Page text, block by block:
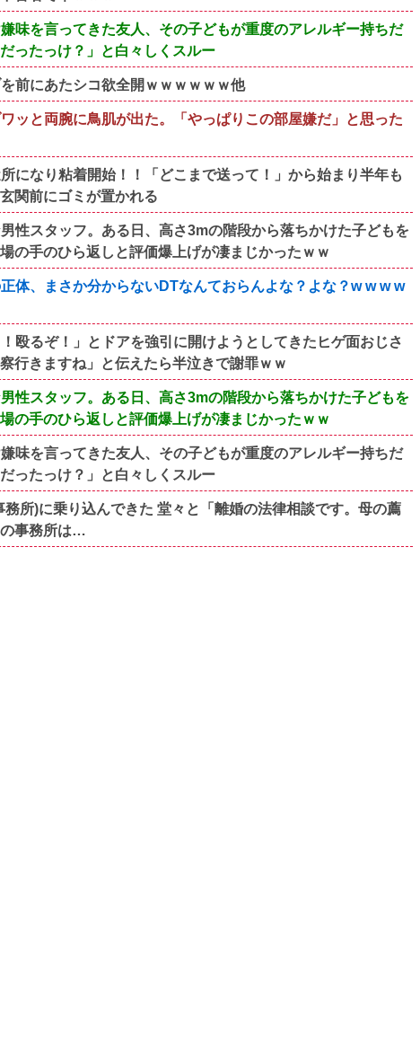
味を言ってきた友人、その子どもが重度のアレルギー持ちだ
ったっけ？」と白々しくスルー
前にあたシコ欲全開ｗｗｗｗｗｗ他
ッと両腕に鳥肌が出た。「やっぱりこの部屋嫌だ」と思った
になり粘着開始！！「どこまで送って！」から始まり半年も
関前にゴミが置かれる
性スタッフ。ある日、高さ3mの階段から落ちかけた子どもを
の手のひら返しと評価爆上げが凄まじかったｗｗ
体、まさか分からないDTなんておらんよな？よな？w w w w
殴るぞ！」とドアを強引に開けようとしてきたヒゲ面おじさ
行きますね」と伝えたら半泣きで謝罪ｗｗ
性スタッフ。ある日、高さ3mの階段から落ちかけた子どもを
の手のひら返しと評価爆上げが凄まじかったｗｗ
味を言ってきた友人、その子どもが重度のアレルギー持ちだ
ったっけ？」と白々しくスルー
所)に乗り込んできた 堂々と「離婚の法律相談です。母の薦
の事務所は…